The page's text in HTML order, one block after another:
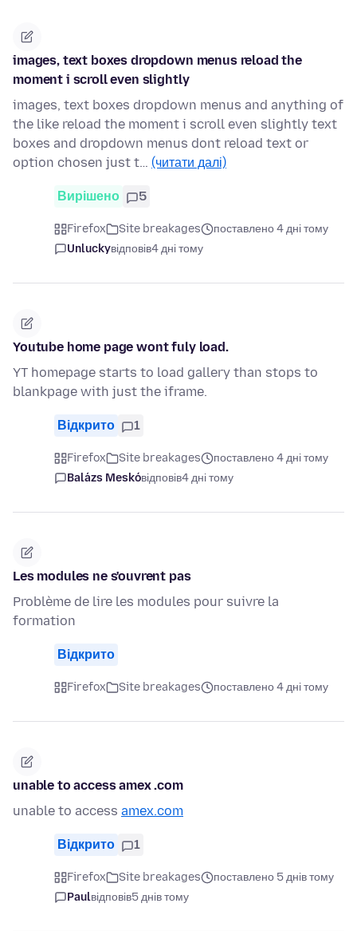
images, text boxes dropdown menus reload the
moment i scroll even slightly
images, text boxes dropdown menus and anything of
the like reload the moment i scroll even slightly text
boxes and dropdown menus dont reload text or
option chosen just t… (читати далі)
Вирішено 5
Firefox Site breakages
поставлено 4 дні тому
Unluckyвідповів4 дні тому
Youtube home page wont fuly load.
YT homepage starts to load gallery than stops to
blankpage with just the iframe.
Відкрито 1
Firefox Site breakages
поставлено 4 дні тому
Balázs Meskóвідповів4 дні тому
Les modules ne s'ouvrent pas
Problème de lire les modules pour suivre la
formation
Відкрито
Firefox Site breakages поставлено 4 дні тому
unable to access amex .com
unable to access amex.com
Відкрито 1
Firefox Site breakages
поставлено 5 днів тому
Paulвідповів5 днів тому